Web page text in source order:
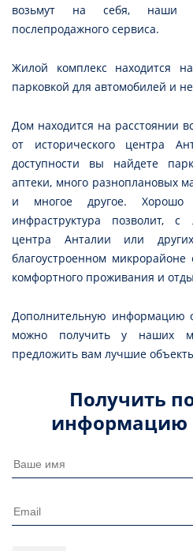
возьмут на себя, наши
послепродажного сервиса.
Жилой комплекс находится
парковкой для автомобилей и
Дом находится на расстоянии
от исторического центра
доступности вы найдете
аптеки, много разноплановых
и многое другое. Хорошо
инфраструктура позволит, с
центра Анталии или
благоустроенном
комфортного проживания и
Дополнительную информацию
можно получить у наших
предложить вам лучшие
Получить
информацию